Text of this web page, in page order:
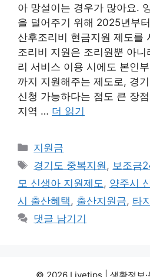
아 망설이는 경우가 많아요.
을 덜어주기 위해 2025년부
산후조리비 현금지원 제도를
조리비 지원은 조리원뿐 아니
리 서비스 이용 시에도 본인
까지 지원해주는 제도로, 경
신청 가능하다는 점도 큰 장
지역 … 더 읽기
카
테
리
지원금
태
그
경기도 중복지원, 보조금
모 신생아 지원제도, 양주시
시 출산혜택, 출산지원금, 타
댓글 남기기